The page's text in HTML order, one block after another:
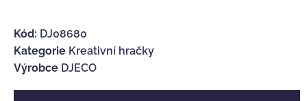
Kód: DJ08680
Kategorie Kreativní hračky
Výrobce DJECO